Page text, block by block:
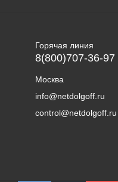
Горячая линия
8(800)707-36-97
Москва
info@netdolgoff.ru
control@netdolgoff.ru